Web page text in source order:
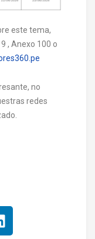
este tema,
, Anexo 100 o
no
redes